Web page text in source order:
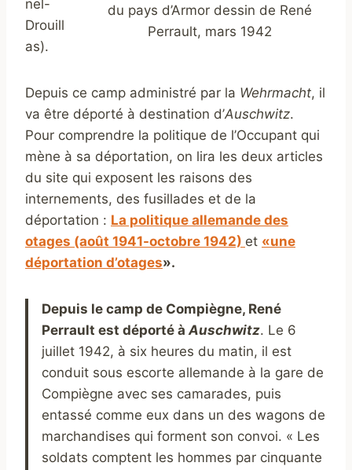
du pays d’Armor dessin de René
Perrault, mars 1942
nel-
Drouill
as).
Depuis ce camp administré par la Wehrmacht, il
va être déporté à destination d’Auschwitz.
Pour comprendre la politique de l’Occupant qui
mène à sa déportation, on lira les deux articles
du site qui exposent les raisons des
internements, des fusillades et de la
déportation : La politique allemande des
otages (août 1941-octobre 1942) et «une
déportation d’otages».
Depuis le camp de Compiègne, René
Perrault est déporté àAuschwitz. Le 6
juillet 1942, à six heures du matin, il est
conduit sous escorte allemande à la gare de
Compiègne avec ses camarades, puis
entassé comme eux dans un des wagons de
marchandises qui forment son convoi. « Les
soldats comptent les hommes par cinquante